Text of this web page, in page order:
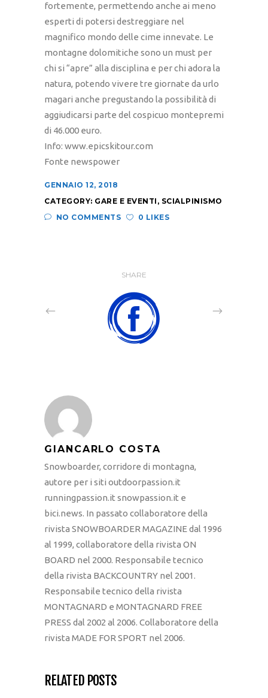
fortemente, permettendo anche ai meno
esperti di potersi destreggiare nel
magnifico mondo delle cime innevate. Le
montagne dolomitiche sono un must per
chi si “apre” alla disciplina e per chi adora la
natura, potendo vivere tre giornate da urlo
magari anche pregustando la possibilità di
aggiudicarsi parte del cospicuo montepremi
di 46.000 euro.
Info: www.epicskitour.com
Fonte newspower
GENNAIO 12, 2018
CATEGORY: GARE E EVENTI , SCIALPINISMO
NO COMMENTS
0 LIKES
SHARE
GIANCARLO COSTA
Snowboarder, corridore di montagna,
autore per i siti outdoorpassion.it
runningpassion.it snowpassion.it e
bici.news. In passato collaboratore della
rivista SNOWBOARDER MAGAZINE dal 1996
al 1999, collaboratore della rivista ON
BOARD nel 2000. Responsabile tecnico
della rivista BACKCOUNTRY nel 2001.
Responsabile tecnico della rivista
MONTAGNARD e MONTAGNARD FREE
PRESS dal 2002 al 2006. Collaboratore della
rivista MADE FOR SPORT nel 2006.
RELATED POSTS